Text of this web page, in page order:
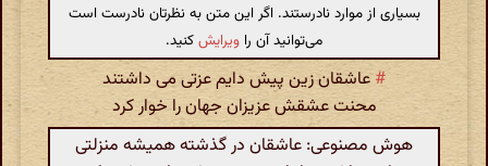
بسیاری از موارد نادرستند. اگر این متن به نظرتان نادرست است
می‌توانید آن را ویرایشکنید.
#عاشقان زین پیش دایم عزتی می داشتند
محنت عشقش عزیزان جهان را خوار کرد
هوش مصنوعی: عاشقان در گذشته همیشه منزلتی